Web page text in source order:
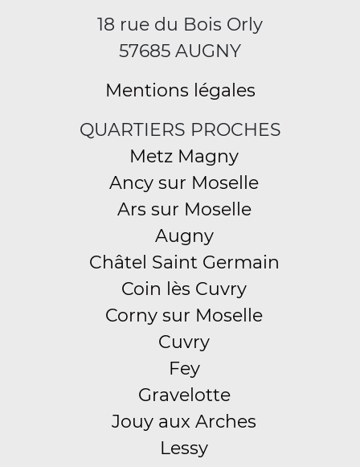
18 rue du Bois Orly
57685 AUGNY
Mentions légales
QUARTIERS PROCHES
Metz Magny
Ancy sur Moselle
Ars sur Moselle
Augny
Châtel Saint Germain
Coin lès Cuvry
Corny sur Moselle
Cuvry
Fey
Gravelotte
Jouy aux Arches
Lessy